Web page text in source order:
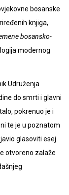
bosanske
knjiga,
bosansko-
modernog
Udruženja
do smrti i glavni
pokrenuo je i
te je u poznatom
glasoviti esej
otvoreno zalaže